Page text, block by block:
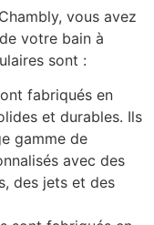
vous avez
votre bain à
sont :
fabriqués en
et durables. Ils
gamme de
avec des
des jets et des